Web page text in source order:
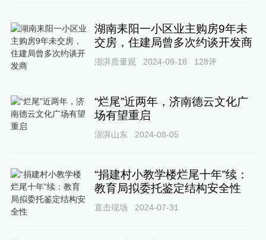
湖南耒阳一小区业主购房9年未
交房，住建局曾多次约谈开发商
澎湃质量观 2024-09-18 128评
“烂尾”近两年，济南德云文化广
场有望重启
澎湃山东 2024-08-05
“捐建村小教学楼烂尾十年”续：
教育局拟委托鉴定结构安全性
直击现场 2024-07-31